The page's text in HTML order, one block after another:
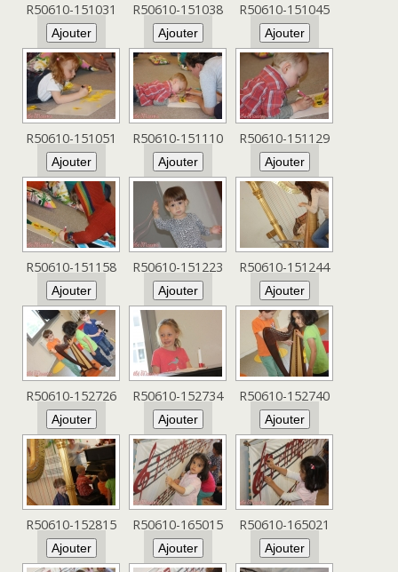
R50610-151031 R50610-151038 R50610-151045
R50610-151051 R50610-151110 R50610-151129
R50610-151158 R50610-151223 R50610-151244
R50610-152726 R50610-152734 R50610-152740
R50610-152815 R50610-165015 R50610-165021